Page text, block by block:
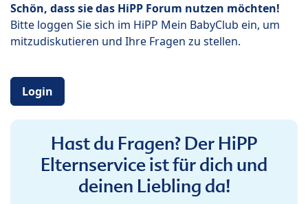
Schön, dass sie das HiPP Forum nutzen möchten!
Bitte loggen Sie sich im HiPP Mein BabyClub ein, um
mitzudiskutieren und Ihre Fragen zu stellen.
Login
Hast du Fragen? Der HiPP
Elternservice ist für dich und
deinen Liebling da!